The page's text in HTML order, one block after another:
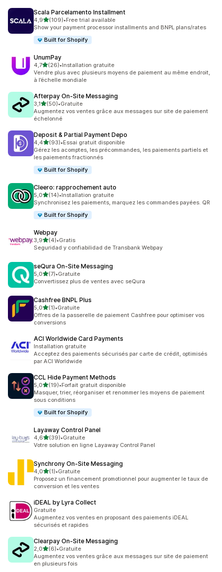
Scala Parcelamento Installment
4,9étoile(s) sur 5
(109)
109 avis au total
•Free trial available
Show your payment processor installments and BNPL plans/rates
Built for Shopify
UnumPay
4,7étoile(s) sur 5
(26)
26 avis au total
•Installation gratuite
Vendre plus avec plusieurs moyens de paiement au même endroit,
à l’échelle mondiale
Afterpay On‑Site Messaging
3,1étoile(s) sur 5
(50)
50 avis au total
•Gratuite
Augmentez vos ventes grâce aux messages sur site de paiement
échelonné
Deposit & Partial Payment Depo
4,4étoile(s) sur 5
(93)
93 avis au total
•Essai gratuit disponible
Gérez les acomptes, les précommandes, les paiements partiels et
les paiements fractionnés
Built for Shopify
Cleero: rapprochement auto
5,0étoile(s) sur 5
(14)
14 avis au total
•Installation gratuite
Synchronisez les paiements, marquez les commandes payées. QR
Built for Shopify
Webpay
3,9étoile(s) sur 5
(4)
4 avis au total
•Gratis
Seguridad y confiabilidad de Transbank Webpay
seQura On‑Site Messaging
5,0étoile(s) sur 5
(7)
7 avis au total
•Gratuite
Convertissez plus de ventes avec seQura
Cashfree BNPL Plus
5,0étoile(s) sur 5
(1)
1 avis au total
•Gratuite
Offres de la passerelle de paiement Cashfree pour optimiser vos
conversions
ACI Worldwide Card Payments
Installation gratuite
Acceptez des paiements sécurisés par carte de crédit, optimisés
par ACI Worldwide
CCL Hide Payment Methods
5,0étoile(s) sur 5
(19)
19 avis au total
•Forfait gratuit disponible
Masquer, trier, réorganiser et renommer les moyens de paiement
sous conditions
Built for Shopify
Layaway Control Panel
4,6étoile(s) sur 5
(39)
39 avis au total
•Gratuite
Votre solution en ligne Layaway Control Panel
Synchrony On‑Site Messaging
4,0étoile(s) sur 5
(1)
1 avis au total
•Gratuite
Proposez un financement promotionnel pour augmenter le taux de
conversion et les ventes
iDEAL by Lyra Collect
Gratuite
Augmentez vos ventes en proposant des paiements iDEAL
sécurisés et rapides
Clearpay On‑Site Messaging
2,0étoile(s) sur 5
(6)
6 avis au total
•Gratuite
Augmentez vos ventes grâce aux messages sur site de paiement
en plusieurs fois